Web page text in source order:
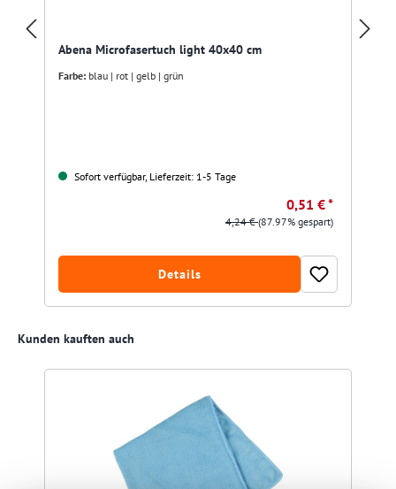
Abena Microfasertuch light 40x40 cm
Farbe: blau | rot | gelb | grün
Sofort verfügbar, Lieferzeit: 1-5 Tage
0,51 € *
4,24 €(87.97% gespart)
Details
Produktgalerie überspringen
Kunden kauften auch